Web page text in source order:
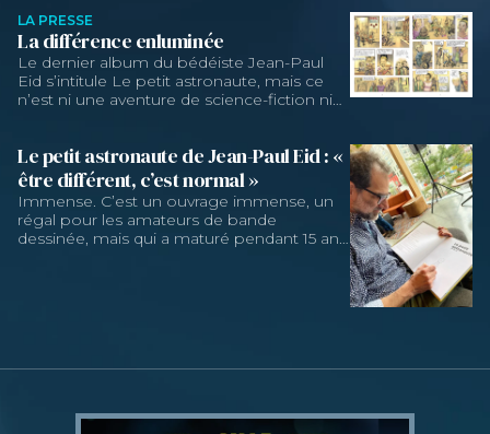
LA PRESSE
La différence enluminée
Le dernier album du bédéiste Jean-Paul
Eid s’intitule Le petit astronaute, mais ce
n’est ni une aventure de science-fiction ni
atteint de paralysie cérébrale et de sa
famille. Et c’est « de loin » son œuvre la plus
personnelle.
Le petit astronaute de Jean-Paul Eid : «
être différent, c’est normal »
Immense. C’est un ouvrage immense, un
régal pour les amateurs de bande
dessinée, mais qui a maturé pendant 15 ans,